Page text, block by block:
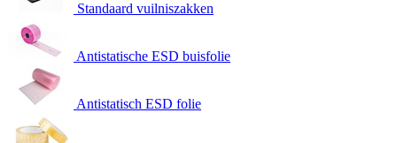
Standaard vuilniszakken
Antistatische ESD buisfolie
Antistatisch ESD folie